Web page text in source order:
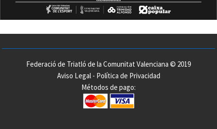
Federació de Triatló de la Comunitat Valenciana © 2019
Aviso Legal- Política de Privacidad
Métodos de pago: